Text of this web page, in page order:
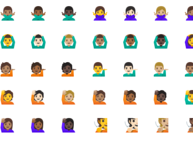
🙅🏽‍♂️ 🙅🏾‍♂️ 🙅🏿‍♂️ 🙅‍♀️ 🙅🏻‍♀️ 🙅🏼‍♀️
🙆‍♂️ 🙆🏻‍♂️ 🙆🏼‍♂️ 🙆🏽‍♂️ 🙆🏾‍♂️ 🙆🏿‍♂️
💁🏽 💁🏾 💁🏿 💁‍♂️ 💁🏻‍♂️ 💁🏼‍♂️
🙋 🙋🏻 🙋🏼 🙋🏽 🙋🏾 🙋🏿
🙋🏽‍♀️ 🙋🏾‍♀️ 🙋🏿‍♀️ 🧏 🧏🏻 🧏🏼